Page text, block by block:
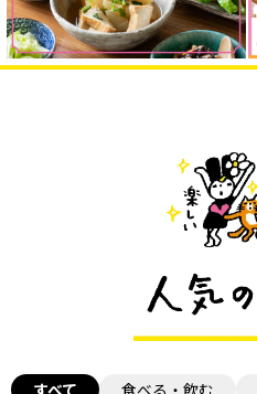
すべて 食べる・飲む